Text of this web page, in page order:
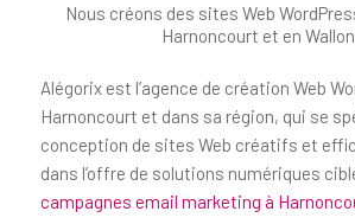
Nous créons des sites Web
Harnoncourt et en
Alégorix est l’agence de création Web
Harnoncourt et dans sa région, qui se
conception de sites Web créatifs et
dans l’offre de solutions numériques
campagnes email marketing à